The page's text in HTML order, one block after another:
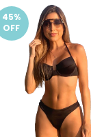
45%
OFF